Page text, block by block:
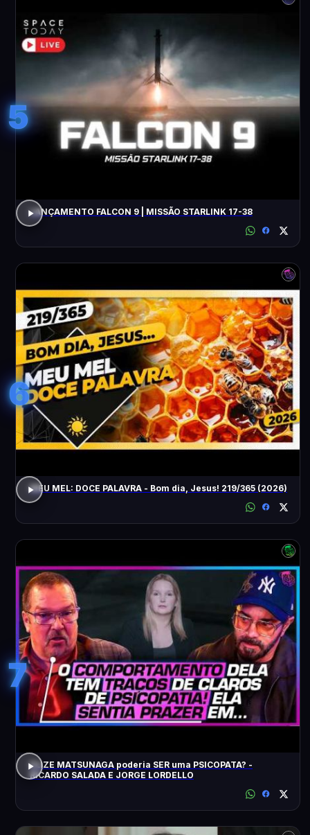
5
LANÇAMENTO FALCON 9 | MISSÃO STARLINK 17-38
6
MEU MEL: DOCE PALAVRA - Bom dia, Jesus! 219/365 (2026)
7
ELIZE MATSUNAGA poderia SER uma PSICOPATA? -
RICARDO SALADA E JORGE LORDELLO